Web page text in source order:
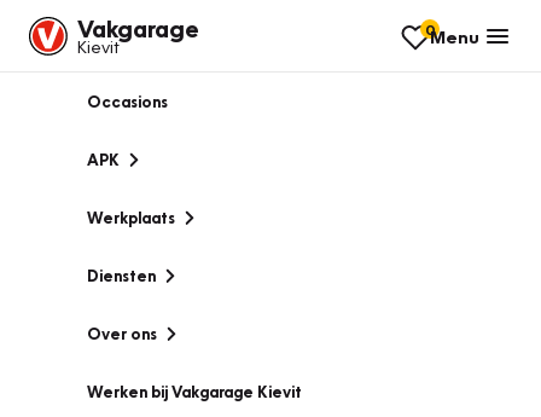
Vakgarage
Kievit
0Menu
Occasions
APK
Werkplaats
Diensten
Over ons
Werken bij Vakgarage Kievit